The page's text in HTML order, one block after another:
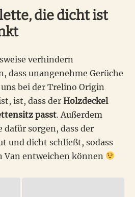
die dicht ist
verhindern
dass unangenehme Gerüche
bei der Trelino Origin
ist, dass der Holzdeckel
passt. Außerdem
dafür sorgen, dass der
und dicht schließt, sodass
Van entweichen können